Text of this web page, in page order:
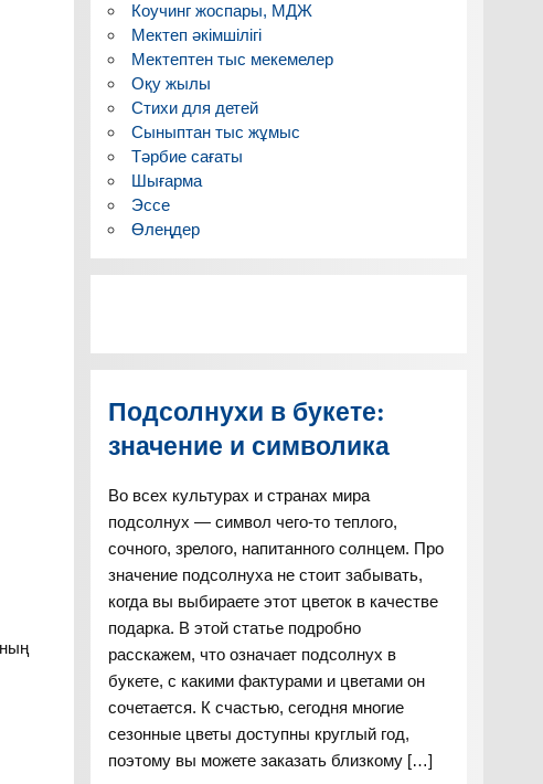
Коучинг жоспары, МДЖ
Мектеп әкімшілігі
Мектептен тыс мекемелер
Оқу жылы
Стихи для детей
Сыныптан тыс жұмыс
Тәрбие сағаты
Шығарма
Эссе
Өлеңдер
Подсолнухи в букете:
значение и символика
Во всех культурах и странах мира
подсолнух — символ чего-то теплого,
сочного, зрелого, напитанного солнцем. Про
значение подсолнуха не стоит забывать,
когда вы выбираете этот цветок в качестве
подарка. В этой статье подробно
расскажем, что означает подсолнух в
букете, с какими фактурами и цветами он
сочетается. К счастью, сегодня многие
сезонные цветы доступны круглый год,
поэтому вы можете заказать близкому […]